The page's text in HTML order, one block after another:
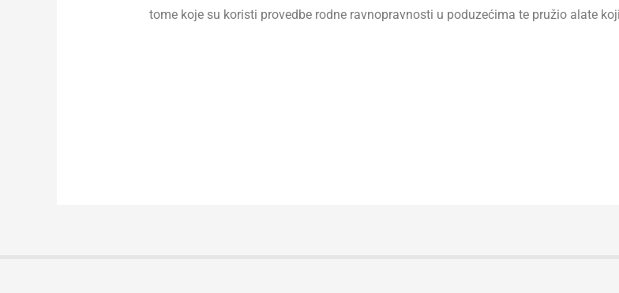
tome koje su koristi provedbe rodne ravnopravnosti u poduzećima te pružio alate